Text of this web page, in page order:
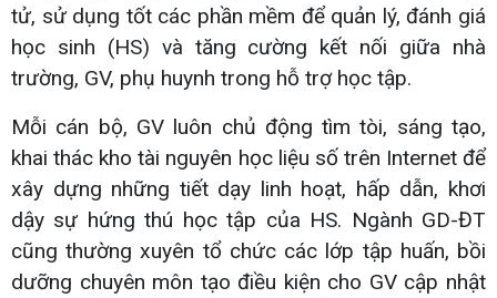
tử, sử dụng tốt các phần mềm để quản lý, đánh giá
học sinh (HS) và tăng cường kết nối giữa nhà
trường, GV, phụ huynh trong hỗ trợ học tập.
Mỗi cán bộ, GV luôn chủ động tìm tòi, sáng tạo,
khai thác kho tài nguyên học liệu số trên Internet để
xây dựng những tiết dạy linh hoạt, hấp dẫn, khơi
dậy sự hứng thú học tập của HS. Ngành GD-ĐT
cũng thường xuyên tổ chức các lớp tập huấn, bồi
dưỡng chuyên môn tạo điều kiện cho GV cập nhật